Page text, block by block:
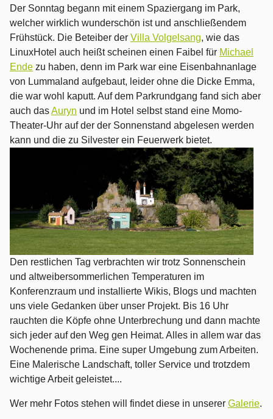
Der Sonntag begann mit einem Spaziergang im Park,
welcher wirklich wunderschön ist und anschließendem
Frühstück. Die Beteiber der Villa Volgelsang, wie das
LinuxHotel auch heißt scheinen einen Faibel für Michael
Ende zu haben, denn im Park war eine Eisenbahnanlage
von Lummaland aufgebaut, leider ohne die Dicke Emma,
die war wohl kaputt. Auf dem Parkrundgang fand sich aber
auch dasAuryn und im Hotel selbst stand eine Momo-
Theater-Uhr auf der der Sonnenstand abgelesen werden
kann und die zu Silvester ein Feuerwerk bietet.
Den restlichen Tag verbrachten wir trotz Sonnenschein
und altweibersommerlichen Temperaturen im
Konferenzraum und installierte Wikis, Blogs und machten
uns viele Gedanken über unser Projekt. Bis 16 Uhr
rauchten die Köpfe ohne Unterbrechung und dann machte
sich jeder auf den Weg gen Heimat. Alles in allem war das
Wochenende prima. Eine super Umgebung zum Arbeiten.
Eine Malerische Landschaft, toller Service und trotzdem
wichtige Arbeit geleistet....
Wer mehr Fotos stehen will findet diese in unserer Galerie.